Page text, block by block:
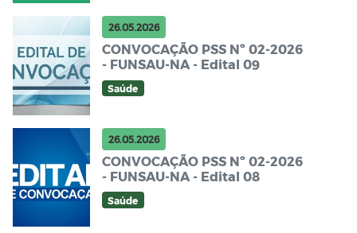
26.05.2026
CONVOCAÇÃO PSS Nº 02-2026
- FUNSAU-NA - Edital 09
Saúde
26.05.2026
CONVOCAÇÃO PSS Nº 02-2026
- FUNSAU-NA - Edital 08
Saúde